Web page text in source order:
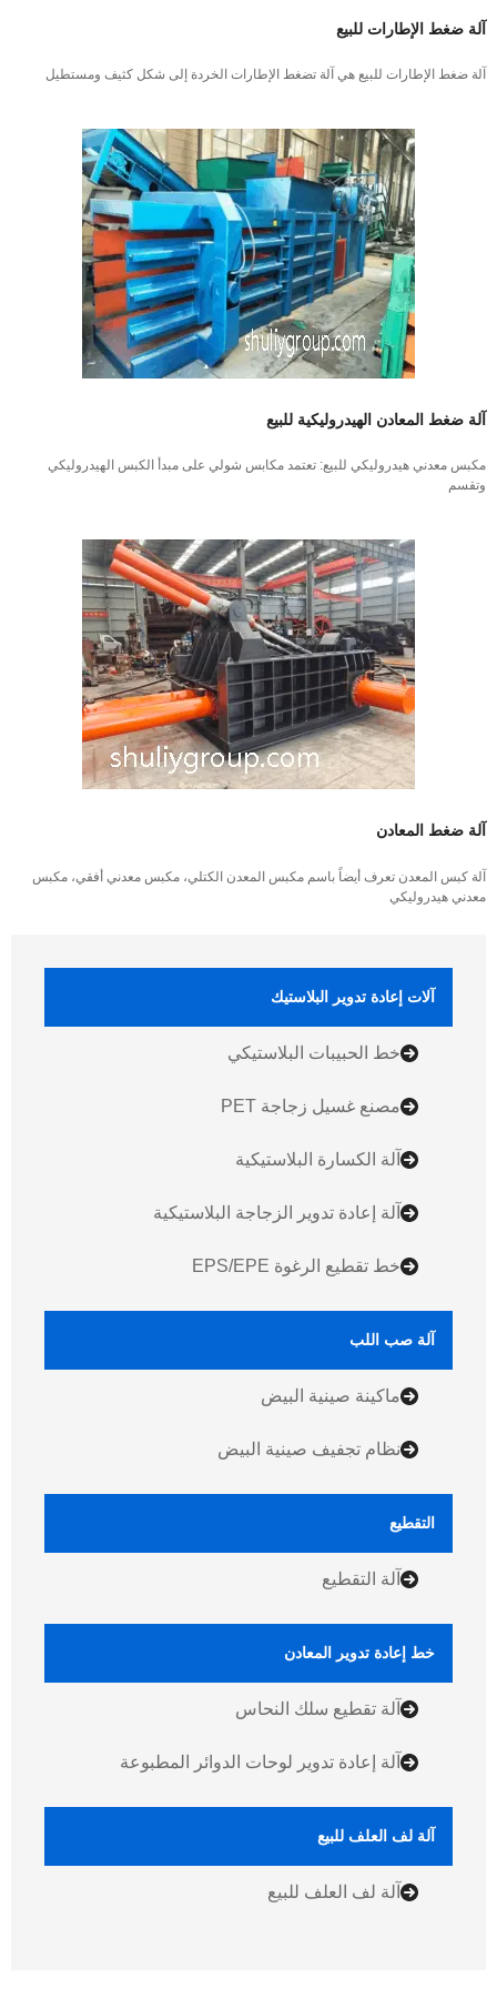
آلة ضغط الإطارات للبيع
آلة ضغط الإطارات للبيع هي آلة تضغط الإطارات الخردة إلى شكل كثيف ومستطيل
آلة ضغط المعادن الهيدروليكية للبيع
مكبس معدني هيدروليكي للبيع: تعتمد مكابس شولي على مبدأ الكبس الهيدروليكي
وتقسم
آلة ضغط المعادن
آلة كبس المعدن تعرف أيضاً باسم مكبس المعدن الكتلي، مكبس معدني أفقي، مكبس
معدني هيدروليكي
آلات إعادة تدوير البلاستيك
خط الحبيبات البلاستيكي
مصنع غسيل زجاجة PET
آلة الكسارة البلاستيكية
آلة إعادة تدوير الزجاجة البلاستيكية
خط تقطيع الرغوة EPS/EPE
آلة صب اللب
ماكينة صينية البيض
نظام تجفيف صينية البيض
التقطيع
آلة التقطيع
خط إعادة تدوير المعادن
آلة تقطيع سلك النحاس
آلة إعادة تدوير لوحات الدوائر المطبوعة
آلة لف العلف للبيع
آلة لف العلف للبيع